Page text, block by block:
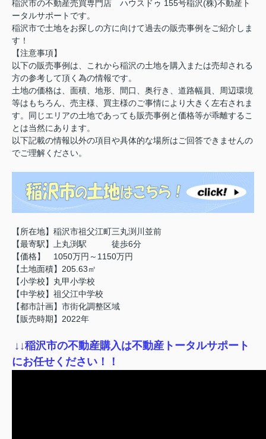
稲沢市の不動産売買専門店 ハウスドゥ 155号稲沢(株)不動産ト
ータルサポートです。
稲沢市で土地をお探しの方に向けて過去の販売事例をご紹介しま
す！
【注意事項】
以下の販売事例は、これから稲沢の土地を購入または売却される
方の参考して頂く為の情報です。
土地の価格は、面積、地形、間口、奥行き、道路幅員、周辺環境
等はもちろん、売主様、買主様のご事情により大きく左右されま
す。同じエリアの土地であっても販売事例と価格等が乖離するこ
とは当然にあります。
以下記載の情報以外の項目や具体的な場所はご回答できませんの
でご理解ください。
【所在地】稲沢市祖父江町三丸渕川並前
【最寄駅】上丸渕駅 徒歩6分
【価格】 1050万円～1150万円
【土地面積】205.63㎡
【小学校】丸甲小学校
【中学校】祖父江中学校
【都市計画】市街化調整区域
【販売時期】2022年
↓ ↓稲沢市の不動産購入は不動産トータルサポート
にお任せください！！